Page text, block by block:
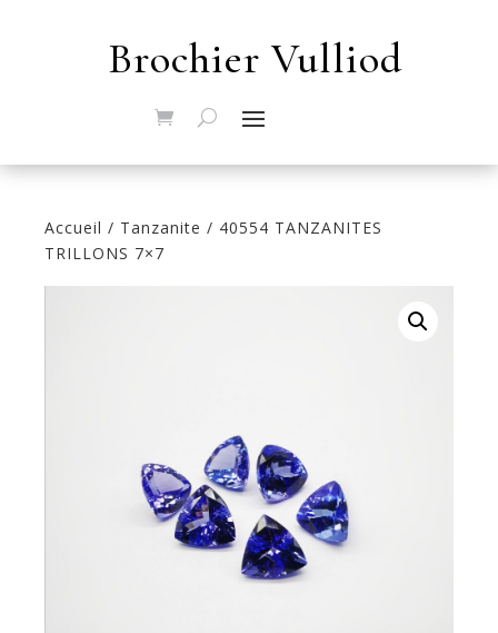
Brochier Vulliod
Accueil / Tanzanite / 40554 TANZANITES
TRILLONS 7×7